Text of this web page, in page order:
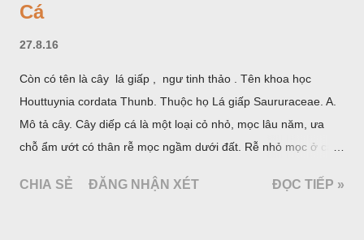
Cá
27.8.16
Còn có tên là cây lá giấp , ngư tinh thảo . Tên khoa học
Houttuynia cordata Thunb. Thuộc họ Lá giấp Saururaceae. A.
Mô tả cây. Cây diếp cá là một loại cỏ nhỏ, mọc lâu năm, ưa
chỗ ẩm ướt có thân rễ mọc ngầm dưới đất. Rễ nhỏ mọc ở các
cách, hình tim, đầu lá, hơi nhọn hay nhọn hẳn. Hoa nhỏ màu
CHIA SẺ ĐĂNG NHẬN XÉT ĐỌC TIẾP »